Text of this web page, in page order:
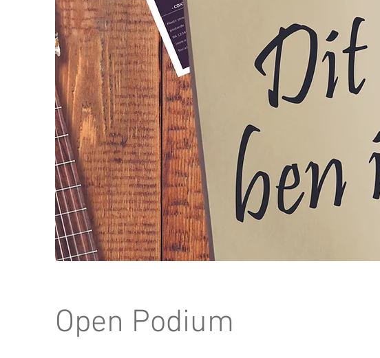
Open Podium